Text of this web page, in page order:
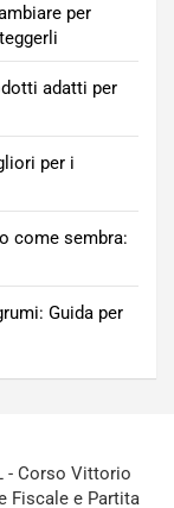
per
adatti per
per i
come sembra:
Guida per
- Corso Vittorio
Fiscale e Partita